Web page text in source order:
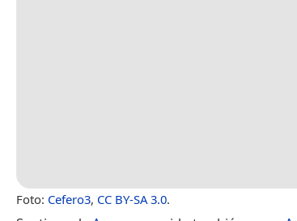
Foto: Cefero3, CC BY-SA 3.0.